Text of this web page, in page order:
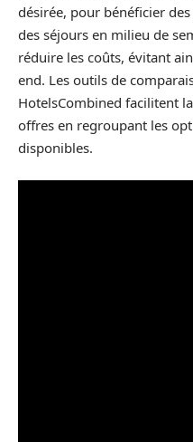
désirée, pour bénéficier
des séjours en milieu de
réduire les coûts, évitant
end. Les outils de
HotelsCombined facilitent
offres en regroupant les
disponibles.